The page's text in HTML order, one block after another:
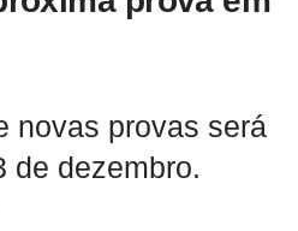
novas provas será
de dezembro.